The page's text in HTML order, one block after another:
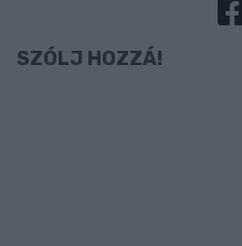
SZÓLJ HOZZÁ!